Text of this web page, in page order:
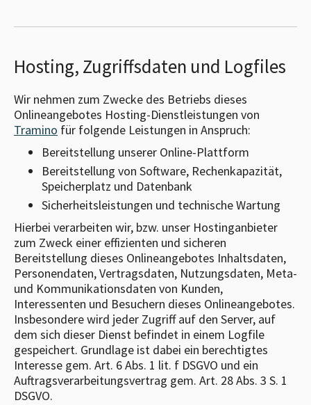
Hosting, Zugriffsdaten und Logfiles
Wir nehmen zum Zwecke des Betriebs dieses
Onlineangebotes Hosting-Dienstleistungen von
Tramino für folgende Leistungen in Anspruch:
Bereitstellung unserer Online-Plattform
Bereitstellung von Software, Rechenkapazität,
Speicherplatz und Datenbank
Sicherheitsleistungen und technische Wartung
Hierbei verarbeiten wir, bzw. unser Hostinganbieter
zum Zweck einer effizienten und sicheren
Bereitstellung dieses Onlineangebotes Inhaltsdaten,
Personendaten, Vertragsdaten, Nutzungsdaten, Meta-
und Kommunikationsdaten von Kunden,
Interessenten und Besuchern dieses Onlineangebotes.
Insbesondere wird jeder Zugriff auf den Server, auf
dem sich dieser Dienst befindet in einem Logfile
gespeichert. Grundlage ist dabei ein berechtigtes
Interesse gem. Art. 6 Abs. 1 lit. f DSGVO und ein
Auftragsverarbeitungsvertrag gem. Art. 28 Abs. 3 S. 1
DSGVO.